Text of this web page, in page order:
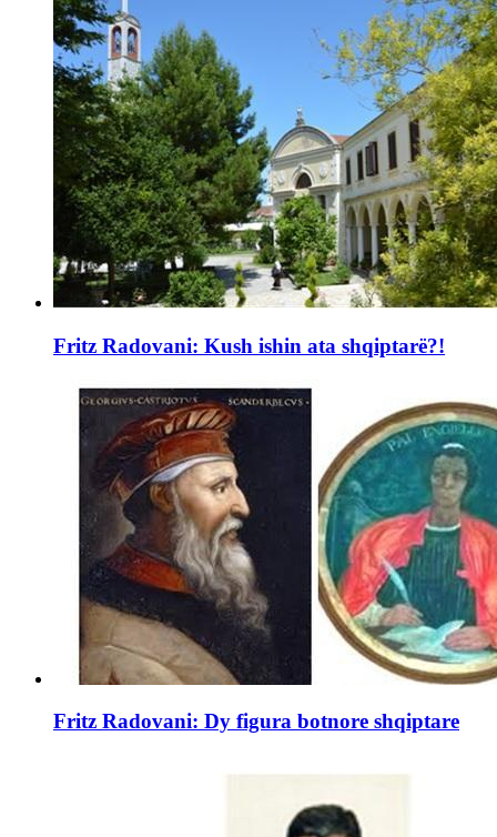
Fritz Radovani: Kush ishin ata shqiptarë?!
Fritz Radovani: Dy figura botnore shqiptare